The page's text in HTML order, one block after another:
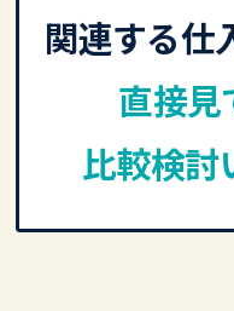
関連する仕
直接見
比較検討